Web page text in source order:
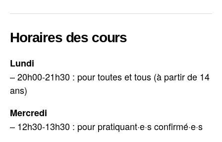
Horaires des cours
Lundi
– 20h00-21h30 : pour toutes et tous (à partir de 14
ans)
Mercredi
– 12h30-13h30 : pour pratiquant·e·s confirmé·e·s